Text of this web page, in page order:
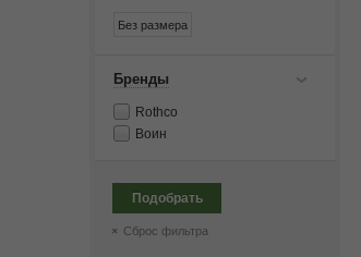
Без размера
Бренды
Rothco
Воин
Подобрать
Сброс фильтра